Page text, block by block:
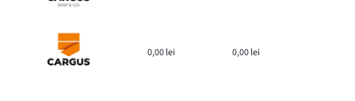
0,00 lei 0,00 lei